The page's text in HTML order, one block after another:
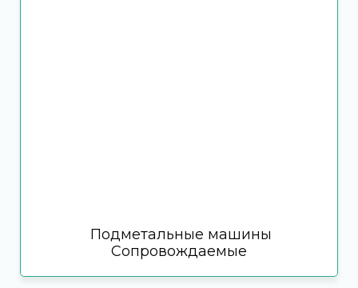
Подметальные машины
Сопровождаемые